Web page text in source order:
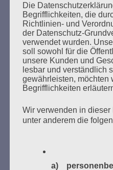
Donnerstag, 21. Mai
des Gedenkens an die
Kaifu-Ufer – genau an
Die
Begrifflichkeiten, die
Richtlinien- und
der Datenschutz-
verwendet wurden.
soll sowohl für die
unsere Kunden und
lesbar und verständlich
gewährleisten, möchten
Begrifflichkeiten
Wir verwenden in
unter anderem die
a)